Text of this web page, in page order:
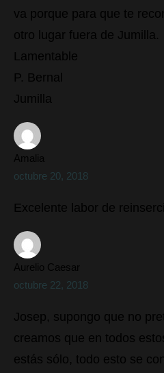
va porque para que te
otro lugar fuera de Jumilla.
Lamentable
P. Bernal
Jumilla
Amalia
octubre 20, 2018
Excelente labor de
Aurelio Caesar
octubre 22, 2018
Josep, supongo que no
creamos que en todos
estás sólo, todo esto se